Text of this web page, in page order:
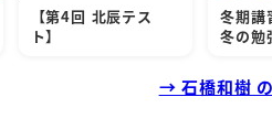
【第4回 北辰テス
ト】
冬期
冬の勉
→ 石橋和樹